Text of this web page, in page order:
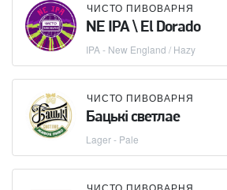
ЧИСТО ПИВОВАРНЯ
NE IPA \ El Dorado
IPA - New England / Hazy
ЧИСТО ПИВОВАРНЯ
Бацькi светлае
Lager - Pale